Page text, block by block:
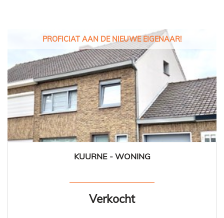
PROFICIAT AAN DE NIEUWE EIGENAAR!
125 m² 4 1
KUURNE - WONING
Verkocht